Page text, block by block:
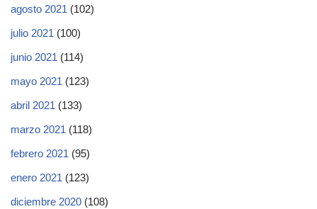
agosto 2021 (102)
julio 2021 (100)
junio 2021 (114)
mayo 2021 (123)
abril 2021 (133)
marzo 2021 (118)
febrero 2021 (95)
enero 2021 (123)
diciembre 2020 (108)